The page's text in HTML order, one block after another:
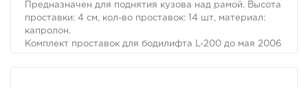
Предназначен для поднятия кузова над рамой. Высота
проставки: 4 см, кол-во проставок: 14 шт, материал:
капролон.
Комплект проставок для бодилифта L-200 до мая 2006